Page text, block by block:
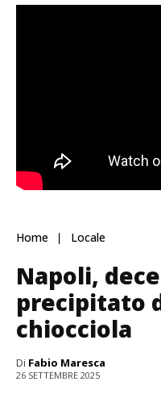
Home Locale
Napoli,
precipitato
chiocciola
Di Fabio Maresca
26 SETTEMBRE 2025